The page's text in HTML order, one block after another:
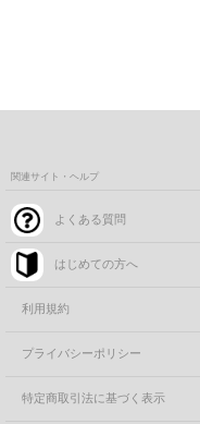
関連サイト・ヘルプ
よくある質問
はじめての方へ
利用規約
プライバシーポリシー
特定商取引法に基づく表示